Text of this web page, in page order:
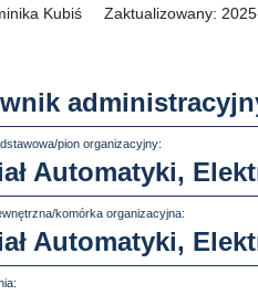
Kubiś
Zaktualizowany:
pion organizacyjny:
Automatyki,
komórka organizacyjna:
Automatyki,